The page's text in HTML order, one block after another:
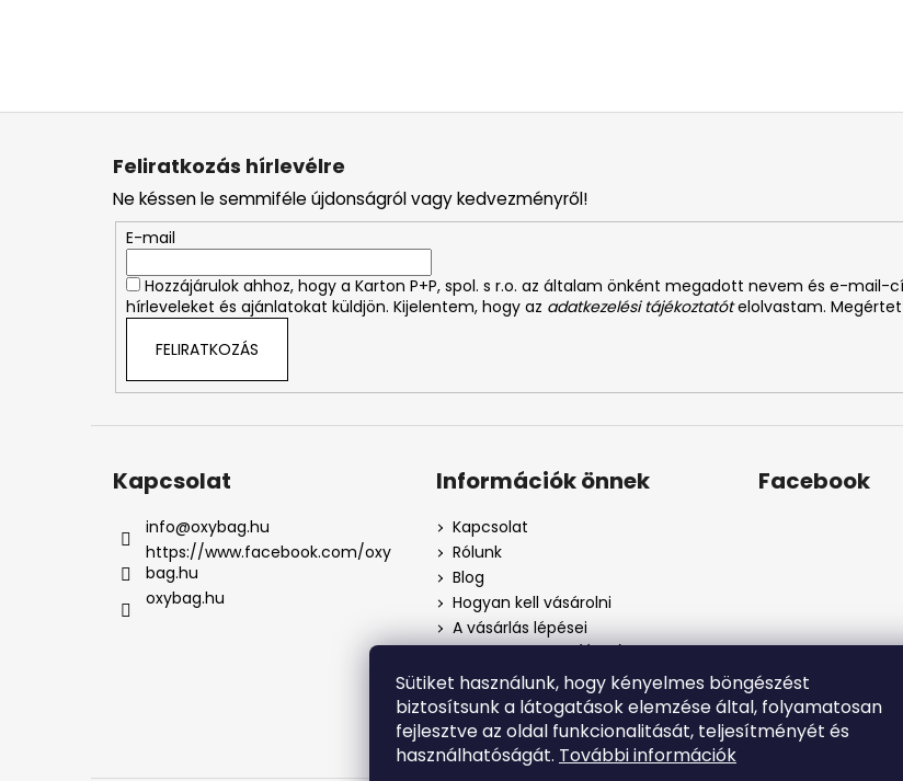
Sütiket használunk, hogy kényelmes böngészést
biztosítsunk a látogatások elemzése által, folyamatosan
fejlesztve az oldal funkcionalitását, teljesítményét és
használhatóságát. További információk
L
Feliratkozás hírlevélre
Ne késsen le semmiféle újdonságról vagy kedvezményről!
E-mail
Hozzájárulok ahhoz, hogy a Karton P+P, spol. s r.o. az általam önként megadott nevem és e-
hírleveleket és ajánlatokat küldjön. Kijelentem, hogy az adatkezelési tájékoztatótelolvastam.
FELIRATKOZÁS
Kapcsolat
info@oxybag.hu
https://www.facebook.com/oxy
bag.hu
oxybag.hu
Információk önnek
Kapcsolat
Rólunk
Blog
Hogyan kell vásárolni
A vásárlás lépései
Adatkezelési tájékoztató
Panaszos eljárás
Panaszjelenté
Facebook